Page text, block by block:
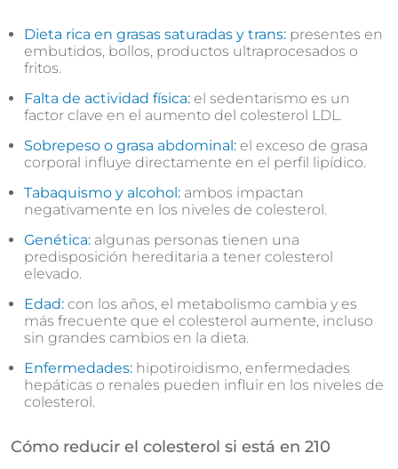
Dieta rica en grasas saturadas y trans: presentes en
embutidos, bollos, productos ultraprocesados o
fritos.
Falta de actividad física: el sedentarismo es un
factor clave en el aumento del colesterol LDL.
Sobrepeso o grasa abdominal: el exceso de grasa
corporal influye directamente en el perfil lipídico.
Tabaquismo y alcohol: ambos impactan
negativamente en los niveles de colesterol.
Genética: algunas personas tienen una
predisposición hereditaria a tener colesterol
elevado.
Edad: con los años, el metabolismo cambia y es
más frecuente que el colesterol aumente, incluso
sin grandes cambios en la dieta.
Enfermedades: hipotiroidismo, enfermedades
hepáticas o renales pueden influir en los niveles de
colesterol.
Cómo reducir el colesterol si está en 210